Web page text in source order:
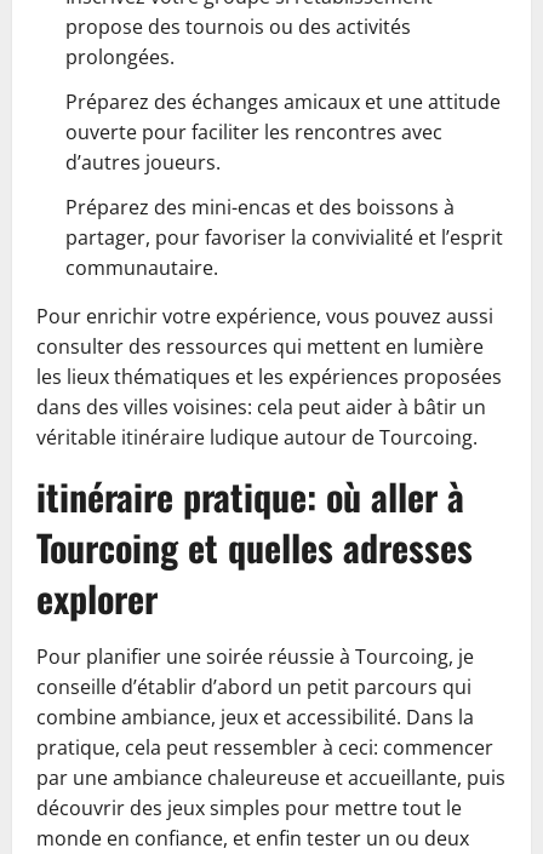
propose des tournois ou des activités
prolongées.
Préparez des échanges amicaux et une attitude
ouverte pour faciliter les rencontres avec
d’autres joueurs.
Préparez des mini-encas et des boissons à
partager, pour favoriser la convivialité et l’esprit
communautaire.
Pour enrichir votre expérience, vous pouvez aussi
consulter des ressources qui mettent en lumière
les lieux thématiques et les expériences proposées
dans des villes voisines: cela peut aider à bâtir un
véritable itinéraire ludique autour de Tourcoing.
itinéraire pratique: où aller à
Tourcoing et quelles adresses
explorer
Pour planifier une soirée réussie à Tourcoing, je
conseille d’établir d’abord un petit parcours qui
combine ambiance, jeux et accessibilité. Dans la
pratique, cela peut ressembler à ceci: commencer
par une ambiance chaleureuse et accueillante, puis
découvrir des jeux simples pour mettre tout le
monde en confiance, et enfin tester un ou deux